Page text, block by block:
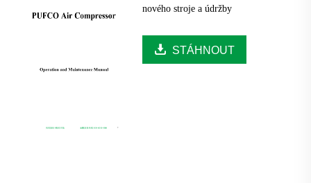
nového stroje a údržby
STÁHNOUT